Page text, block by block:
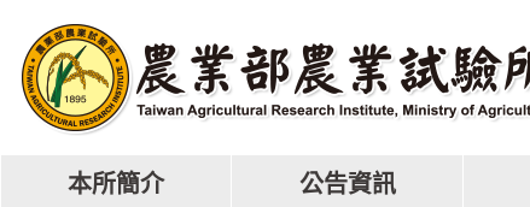
本所簡介 公告資訊